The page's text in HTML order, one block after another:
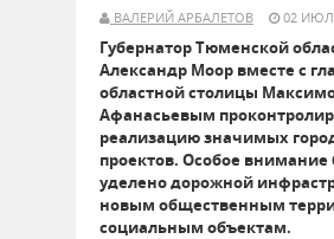
ВАЛЕРИЙ АРБАЛЕТОВ 02
Губернатор Тюменской
Александр Моор вместе с
областной столицы
Афанасьевым
реализацию значимых
проектов. Особое внимание
уделено дорожной
новым общественным
социальным объектам.